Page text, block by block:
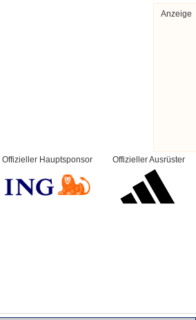
Anzeige
Offizieller Ausrüster
Offizieller Hauptsponsor